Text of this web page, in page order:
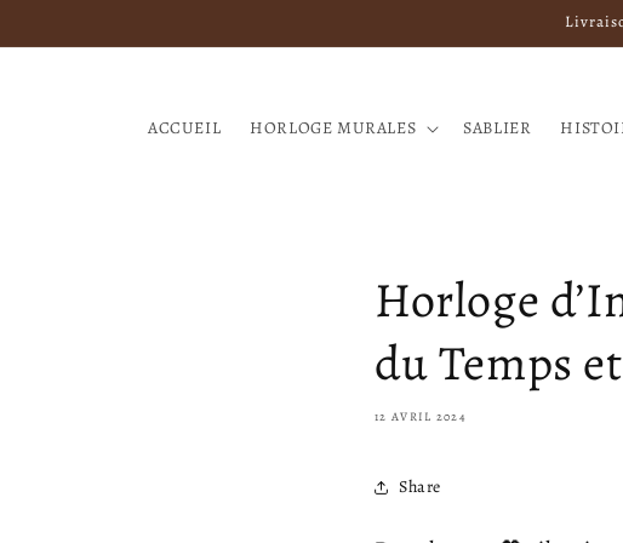
au
ACCUEIL HORLOGE MURALES SABLIER
Horloge
du Temps
12 AVRIL 2024
Share